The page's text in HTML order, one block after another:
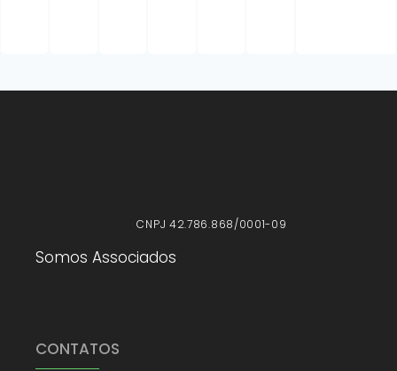
Contato
CNPJ 42.786.868/0001-09
Somos Associados
CONTATOS